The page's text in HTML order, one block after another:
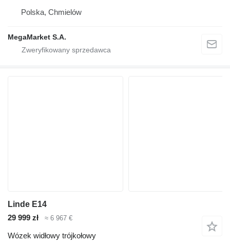
Polska, Chmielów
MegaMarket S.A.
Linde E14
29 999 zł
≈ 6 967 €
Wózek widłowy trójkołowy